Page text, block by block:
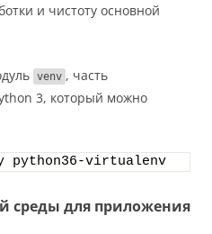
и чистоту основной
venv , часть
3, который можно
python36-virtualenv
среды для приложения